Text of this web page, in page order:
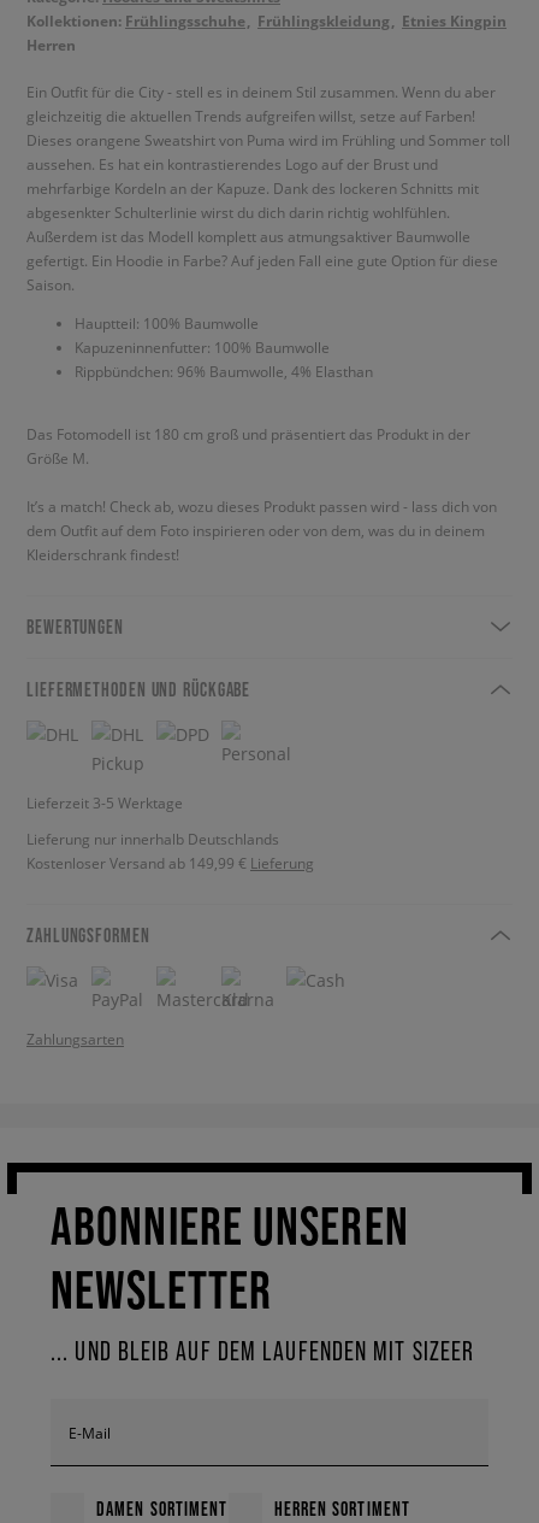
Kollektionen: Frühlingsschuhe Frühlingskleidung
Etnies Kingpin
Herren
Ein Outfit für die City - stell es in deinem Stil zusammen. Wenn du aber
gleichzeitig die aktuellen Trends aufgreifen willst, setze auf Farben!
Dieses orangene Sweatshirt von Puma wird im Frühling und Sommer toll
aussehen. Es hat ein kontrastierendes Logo auf der Brust und
mehrfarbige Kordeln an der Kapuze. Dank des lockeren Schnitts mit
abgesenkter Schulterlinie wirst du dich darin richtig wohlfühlen.
Außerdem ist das Modell komplett aus atmungsaktiver Baumwolle
gefertigt. Ein Hoodie in Farbe? Auf jeden Fall eine gute Option für diese
Saison.
Hauptteil: 100% Baumwolle
Kapuzeninnenfutter: 100% Baumwolle
Rippbündchen: 96% Baumwolle, 4% Elasthan
Das Fotomodell ist 180 cm groß und präsentiert das Produkt in der
Größe M.
It’s a match! Check ab, wozu dieses Produkt passen wird - lass dich von
dem Outfit auf dem Foto inspirieren oder von dem, was du in deinem
Kleiderschrank findest!
BEWERTUNGEN
LIEFERMETHODEN UND RÜCKGABE
Lieferzeit 3-5 Werktage
Lieferung nur innerhalb Deutschlands
Kostenloser Versand ab 149,99 € Lieferung
ZAHLUNGSFORMEN
Zahlungsarten
ABONNIERE UNSEREN
NEWSLETTER
... UND BLEIB AUF DEM LAUFENDEN MIT SIZEER
E-Mail
DAMEN SORTIMENT HERREN SORTIMENT